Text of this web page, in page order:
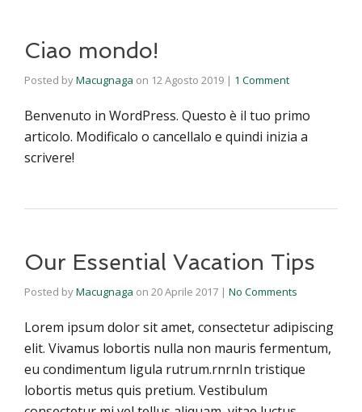
Ciao mondo!
Posted byMacugnaga on 12 Agosto 2019 | 1 Comment
Benvenuto in WordPress. Questo è il tuo primo
articolo. Modificalo o cancellalo e quindi inizia a
scrivere!
Our Essential Vacation Tips
Posted byMacugnaga on 20 Aprile 2017 | No Comments
Lorem ipsum dolor sit amet, consectetur adipiscing
elit. Vivamus lobortis nulla non mauris fermentum,
eu condimentum ligula rutrum.rnrnIn tristique
lobortis metus quis pretium. Vestibulum